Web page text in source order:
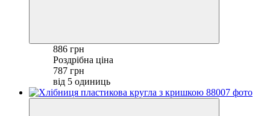
886 грн
Роздрібна ціна
787 грн
від 5 одиниць